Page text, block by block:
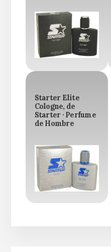
Starter Elite
Cologne, de
Starter · Perfume
de Hombre